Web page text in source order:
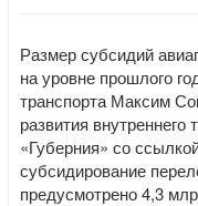
Размер субсидий
на уровне прошлого
транспорта Максим
развития
«Губерния» со
субсидирование
предусмотрено 4,3